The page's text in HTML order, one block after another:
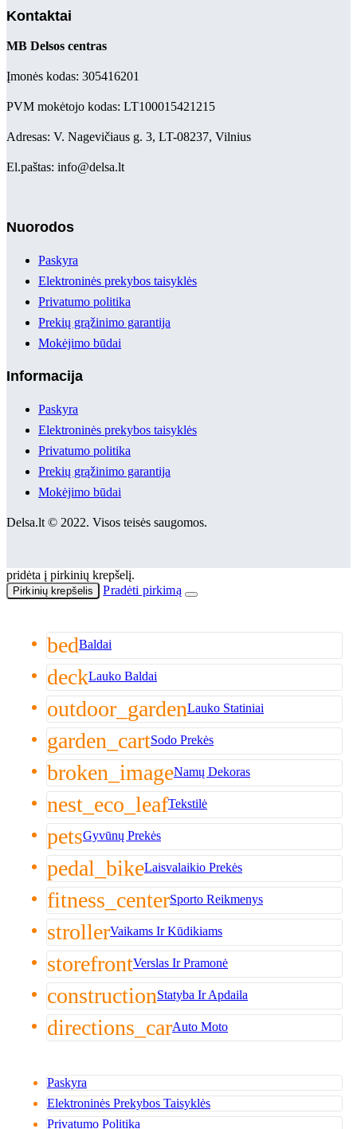
Kontaktai
MB Delsos centras
Įmonės kodas: 305416201
PVM mokėtojo kodas: LT100015421215
Adresas: V. Nagevičiaus g. 3, LT-08237, Vilnius
El.paštas: info@delsa.lt
Nuorodos
Paskyra
Elektroninės prekybos taisyklės
Privatumo politika
Prekių grąžinimo garantija
Mokėjimo būdai
Informacija
Paskyra
Elektroninės prekybos taisyklės
Privatumo politika
Prekių grąžinimo garantija
Mokėjimo būdai
Delsa.lt © 2022. Visos teisės saugomos.
pridėta į pirkinių krepšelį.
Pirkinių krepšelis Pradėti pirkimą
bedBaldai
deckLauko Baldai
outdoor_gardenLauko Statiniai
garden_cartSodo Prekės
broken_imageNamų Dekoras
nest_eco_leafTekstilė
petsGyvūnų Prekės
pedal_bikeLaisvalaikio Prekės
fitness_centerSporto Reikmenys
strollerVaikams Ir Kūdikiams
storefrontVerslas Ir Pramonė
constructionStatyba Ir Apdaila
directions_carAuto Moto
Paskyra
Elektroninės Prekybos Taisyklės
Privatumo Politika